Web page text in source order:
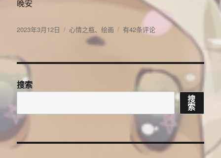
晚安
发
2023年3月12日
分
心情之瓶、绘画
啊，
好
有42条评论
搜索
搜
索